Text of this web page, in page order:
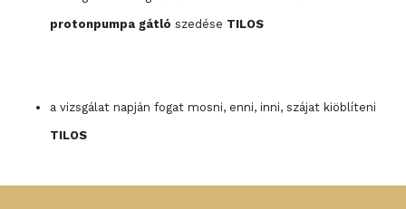
protonpumpa gátló szedése TILOS
a vizsgálat napján fogat mosni, enni, inni, szájat kiöblíteni
TILOS